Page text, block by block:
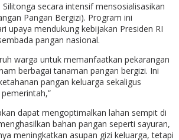
secara intensif mensosialisasikan
Pangan Bergizi). Program ini
upaya mendukung kebijakan Presiden RI
pangan nasional.
warga untuk memanfaatkan pekarangan
berbagai tanaman pangan bergizi. Ini
pangan keluarga sekaligus
dapat mengoptimalkan lahan sempit di
bahan pangan seperti sayuran,
meningkatkan asupan gizi keluarga, tetapi